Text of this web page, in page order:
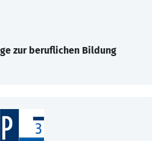
zur beruflichen Bildung